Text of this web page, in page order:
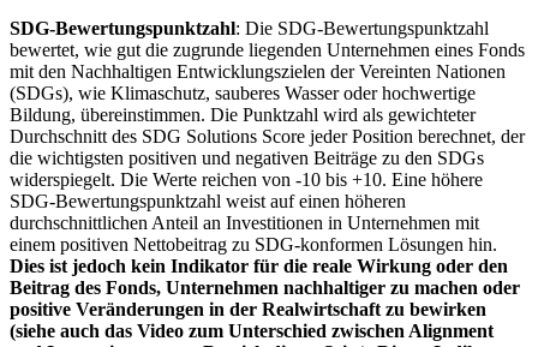
SDG-Bewertungspunktzahl: Die SDG-Bewertungspunktzahl
bewertet, wie gut die zugrunde liegenden Unternehmen eines Fonds
mit den Nachhaltigen Entwicklungszielen der Vereinten Nationen
(SDGs), wie Klimaschutz, sauberes Wasser oder hochwertige
Bildung, übereinstimmen. Die Punktzahl wird als gewichteter
Durchschnitt des SDG Solutions Score jeder Position berechnet, der
die wichtigsten positiven und negativen Beiträge zu den SDGs
widerspiegelt. Die Werte reichen von -10 bis +10. Eine höhere
SDG-Bewertungspunktzahl weist auf einen höheren
durchschnittlichen Anteil an Investitionen in Unternehmen mit
einem positiven Nettobeitrag zu SDG-konformen Lösungen hin.
Dies ist jedoch kein Indikator für die reale Wirkung oder den
Beitrag des Fonds, Unternehmen nachhaltiger zu machen oder
positive Veränderungen in der Realwirtschaft zu bewirken
(siehe auch das Video zum Unterschied zwischen Alignment